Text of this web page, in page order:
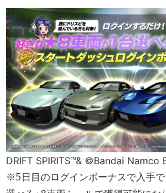
DRIFT SPIRITS™& ©Bandai Namco
※5日目のログインボーナスで入手